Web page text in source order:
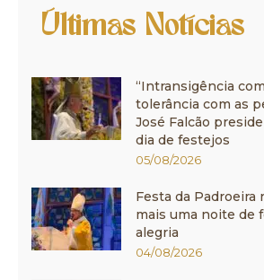
Últimas Notícias
“Intransigência
tolerância com as
José Falcão
dia de festejos
05/08/2026
Festa da Padroeira
mais uma noite de
alegria
04/08/2026